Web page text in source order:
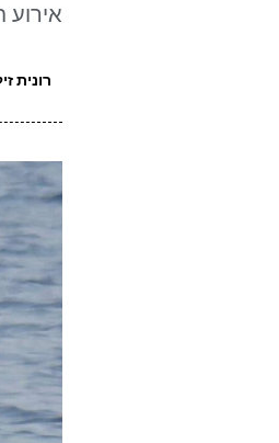
אירוע
רונית